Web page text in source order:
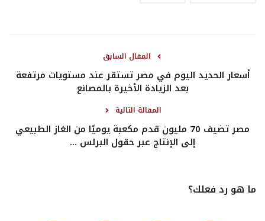
المقال السابق
أسعار الحديد اليوم في مصر تستقر عند مستويات مرتفعة
بعد الزيادة الأخيرة بالمصانع
المقالة التالية
مصر تضيف 70 مليون قدم مكعبة يوميًا من الغاز الطبيعي
إلى الإنتاج عبر حقول البرلس ...
ما هو رد فعلك؟